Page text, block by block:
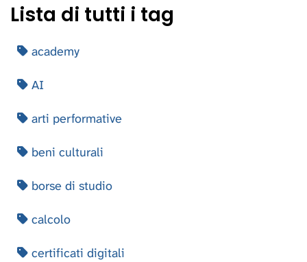
Lista di tutti i tag
academy
AI
arti performative
beni culturali
borse di studio
calcolo
certificati digitali